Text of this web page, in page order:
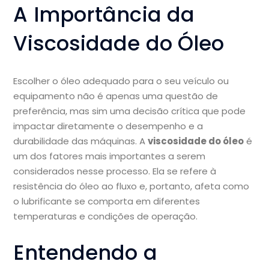
A Importância da
Viscosidade do Óleo
Escolher o óleo adequado para o seu veículo ou
equipamento não é apenas uma questão de
preferência, mas sim uma decisão crítica que pode
impactar diretamente o desempenho e a
durabilidade das máquinas. Aviscosidade do óleoé
um dos fatores mais importantes a serem
considerados nesse processo. Ela se refere à
resistência do óleo ao fluxo e, portanto, afeta como
o lubrificante se comporta em diferentes
temperaturas e condições de operação.
Entendendo a